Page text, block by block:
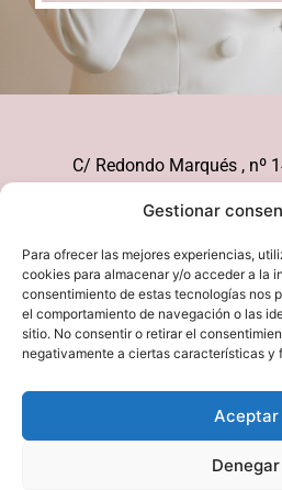
Gestionar
Para ofrecer las mejores experiencias,
cookies para almacenar y/o acceder a la
consentimiento de estas tecnologías nos
el comportamiento de navegación o las
sitio. No consentir o retirar el
negativamente a ciertas características y
Aceptar
Denegar
C/ Redondo Marqués , nº
626 21 51
Envíos
Pago seguro
Cambios y